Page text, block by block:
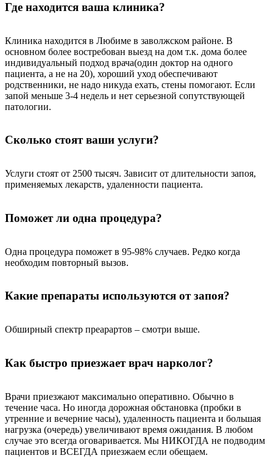
Где находится ваша клиника?
Клиника находится в Любиме в заволжском районе. В
основном более востребован выезд на дом т.к. дома более
индивидуальный подход врача(один доктор на одного
пациента, а не на 20), хороший уход обеспечивают
родственники, не надо никуда ехать, стены помогают. Если
запой меньше 3-4 недель и нет серьезной сопутствующей
патологии.
Сколько стоят ваши услуги?
Услуги стоят от 2500 тысяч. Зависит от длительности запоя,
применяемых лекарств, удаленности пациента.
Поможет ли одна процедура?
Одна процедура поможет в 95-98% случаев. Редко когда
необходим повторный вызов.
Какие препараты используются от запоя?
Обширный спектр преарартов – смотри выше.
Как быстро приезжает врач нарколог?
Врачи приезжают максимально оперативно. Обычно в
течение часа. Но иногда дорожная обстановка (пробки в
утренние и вечерние часы), удаленность пациента и большая
нагрузка (очередь) увеличивают время ожидания. В любом
случае это всегда оговаривается. Мы НИКОГДА не подводим
пациентов и ВСЕГДА приезжаем если обещаем.